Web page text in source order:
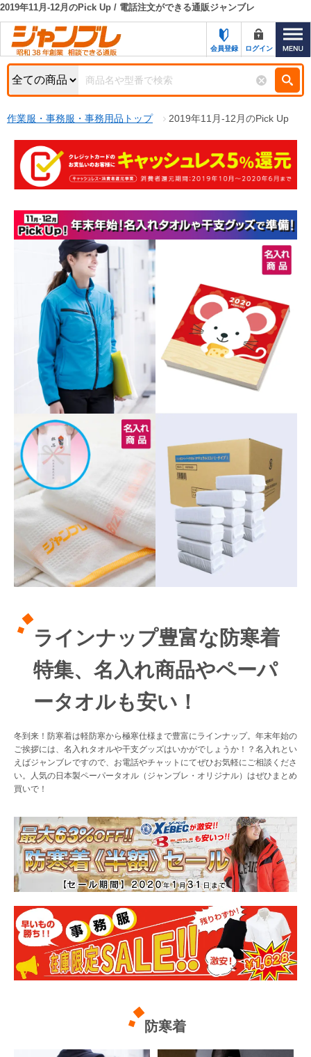
カテゴリー一覧
お知らせ
特集・キャンペーン一覧
初めての方へ
お問い合わせ
サポート＆ヘルプ
ジャンブレの特長
新規登録キャンペーン
名入れ刺繍
メーカーカタログ一覧
カタログ請求（無料）
試着サンプル無料貸し出し
デジタルカタログ
クイックオーダー
（注文番号からご注文）
Myページ 見積書
キーワード検索
商品カテゴリから選ぶ
キャンペーン
おすすめ
売れ筋
オリジナル
処分品
販売終了
販売価格(税抜き)で絞る
円から
円まで
2019年11月-12月のPick Up / 電話注文ができる通販ジャンブレ
会員登録 ログイン
作業服・事務服・事務用品トップ 2019年11月-12月のPick Up
ラインナップ豊富な防寒着
特集、名入れ商品やペーパ
ータオルも安い！
冬到来！防寒着は軽防寒から極寒仕様まで豊富にラインナップ。年末年始の
ご挨拶には、名入れタオルや干支グッズはいかがでしょうか！？名入れとい
えばジャンブレですので、お電話やチャットにてぜひお気軽にご相談くださ
い。人気の日本製ペーパータオル（ジャンブレ・オリジナル）はぜひまとめ
買いで！
防寒着